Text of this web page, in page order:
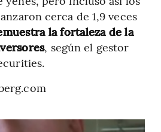
cerca de 1,9 veces
la fortaleza de la
, según el gestor